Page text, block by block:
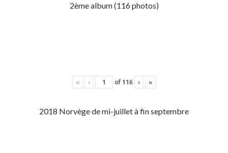
2ème album (116 photos)
« ‹ of 116 › »
2018 Norvège de mi-juillet à fin septembre